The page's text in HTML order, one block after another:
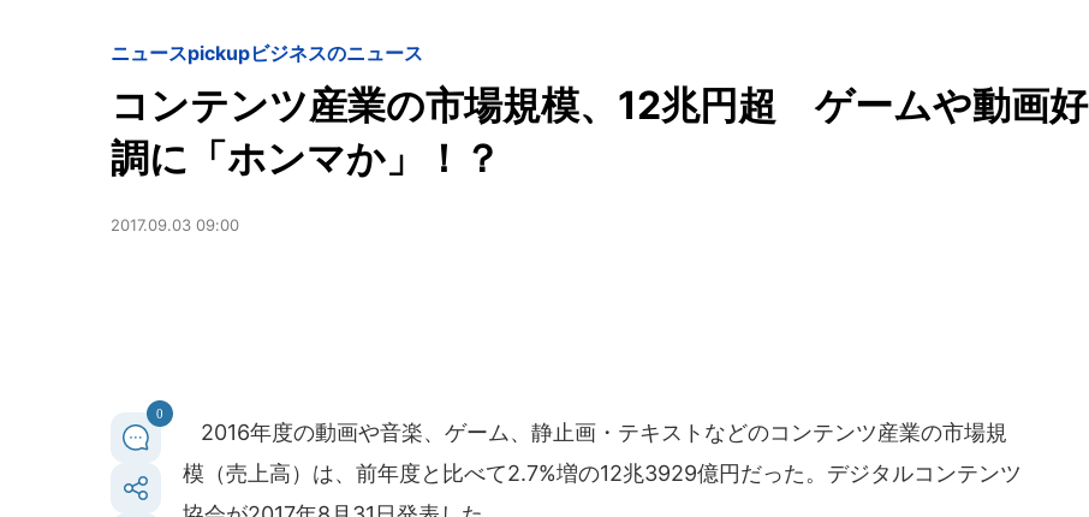
ニュースpickupビジネスのニュース
コンテンツ産業の市場規模、12兆円超 ゲームや動画好
調に「ホンマか」！？
2017.09.03 09:00
0
2016年度の動画や音楽、ゲーム、静止画・テキストなどのコンテンツ産業の市場規
模（売上高）は、前年度と比べて2.7%増の12兆3929億円だった。デジタルコンテンツ